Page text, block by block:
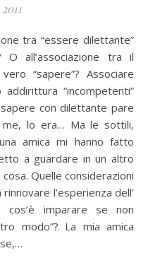
all’associazione tra il
“sapere”? Associare
“incompetenti”
con dilettante pare
me, lo era… Ma le sottili,
amica mi hanno fatto
a guardare in un altro
Quelle considerazioni
l’esperienza dell’
cos’è imparare se non
modo”? La mia amica